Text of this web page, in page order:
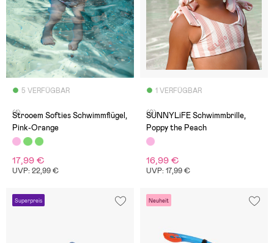
5 VERFÜGBAR
(1)
Strooem Softies Schwimmflügel,
Pink-Orange
17,99 €
UVP: 22,99 €
1 VERFÜGBAR
(0)
SUNNYLiFE Schwimmbrille,
Poppy the Peach
16,99 €
UVP: 17,99 €
Superpreis Neuheit